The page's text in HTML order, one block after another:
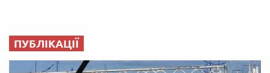
ПУБЛІКАЦІЇ